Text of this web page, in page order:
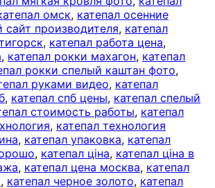
омск, катепал осенние
производителя, катепал
, катепал работа цена,
, катепал рокки махагон, катепал
рокки спелый каштан фото,
руками видео, катепал
, катепал спб цены, катепал спелый
стоимость работы, катепал
, катепал технология
, катепал упаковка, катепал
, катепал ціна, катепал ціна в
, катепал цена москва, катепал
, катепал черное золото, катепал